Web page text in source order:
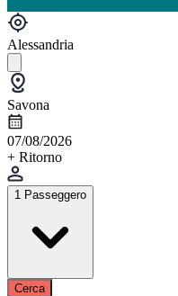
Alessandria
Savona
07/08/2026
+ Ritorno
1 Passeggero
Cerca